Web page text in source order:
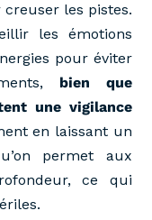
les pistes.
les émotions
pour éviter
bien que
une vigilance
en laissant un
permet aux
ce qui